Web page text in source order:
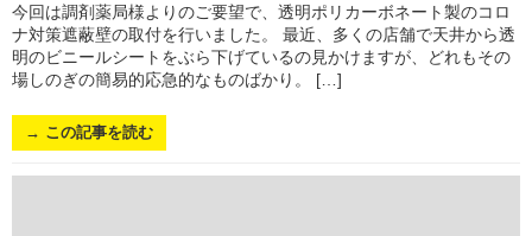
今回は調剤薬局様よりのご要望で、透明ポリカーボネート製のコロ
ナ対策遮蔽壁の取付を行いました。 最近、多くの店舗で天井から透
明のビニールシートをぶら下げているの見かけますが、どれもその
場しのぎの簡易的応急的なものばかり。 […]
→ この記事を読む